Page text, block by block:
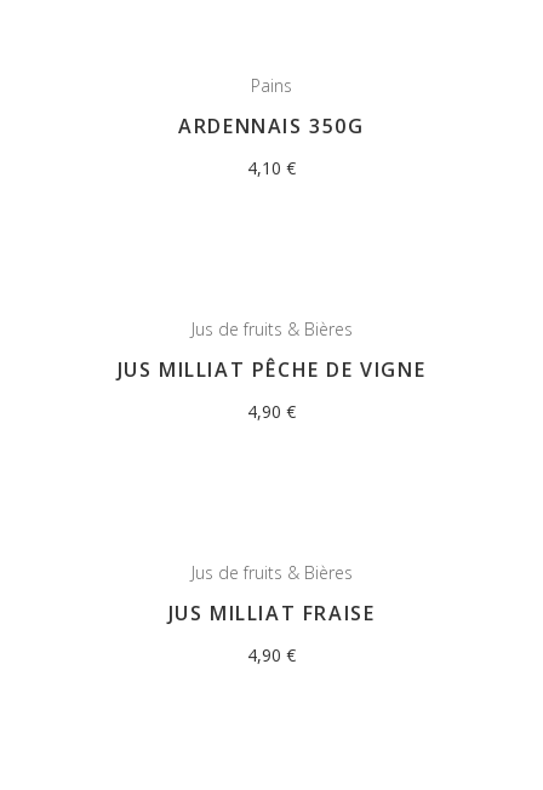
Pains
ARDENNAIS 350G
4,10 €
Jus de fruits & Bières
JUS MILLIAT PÊCHE DE VIGNE
4,90 €
Jus de fruits & Bières
JUS MILLIAT FRAISE
4,90 €